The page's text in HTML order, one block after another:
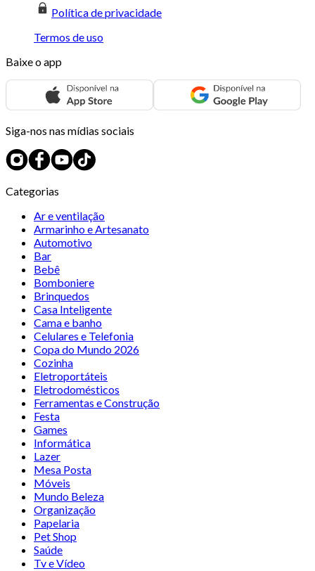
Política de privacidade
Termos de uso
Baixe o app
Siga-nos nas mídias sociais
Categorias
Ar e ventilação
Armarinho e Artesanato
Automotivo
Bar
Bebê
Bomboniere
Brinquedos
Casa Inteligente
Cama e banho
Celulares e Telefonia
Copa do Mundo 2026
Cozinha
Eletroportáteis
Eletrodomésticos
Ferramentas e Construção
Festa
Games
Informática
Lazer
Mesa Posta
Móveis
Mundo Beleza
Organização
Papelaria
Pet Shop
Saúde
Tv e Vídeo